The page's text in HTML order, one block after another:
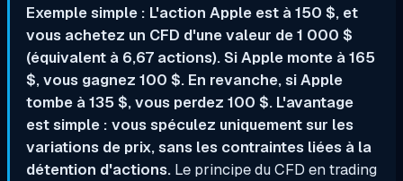
Exemple simple : L'action Apple est à 150 $, et
vous achetez un CFD d'une valeur de 1 000 $
(équivalent à 6,67 actions). Si Apple monte à 165
$, vous gagnez 100 $. En revanche, si Apple
tombe à 135 $, vous perdez 100 $. L'avantage
est simple : vous spéculez uniquement sur les
variations de prix, sans les contraintes liées à la
détention d'actions. Le principe du CFD en trading